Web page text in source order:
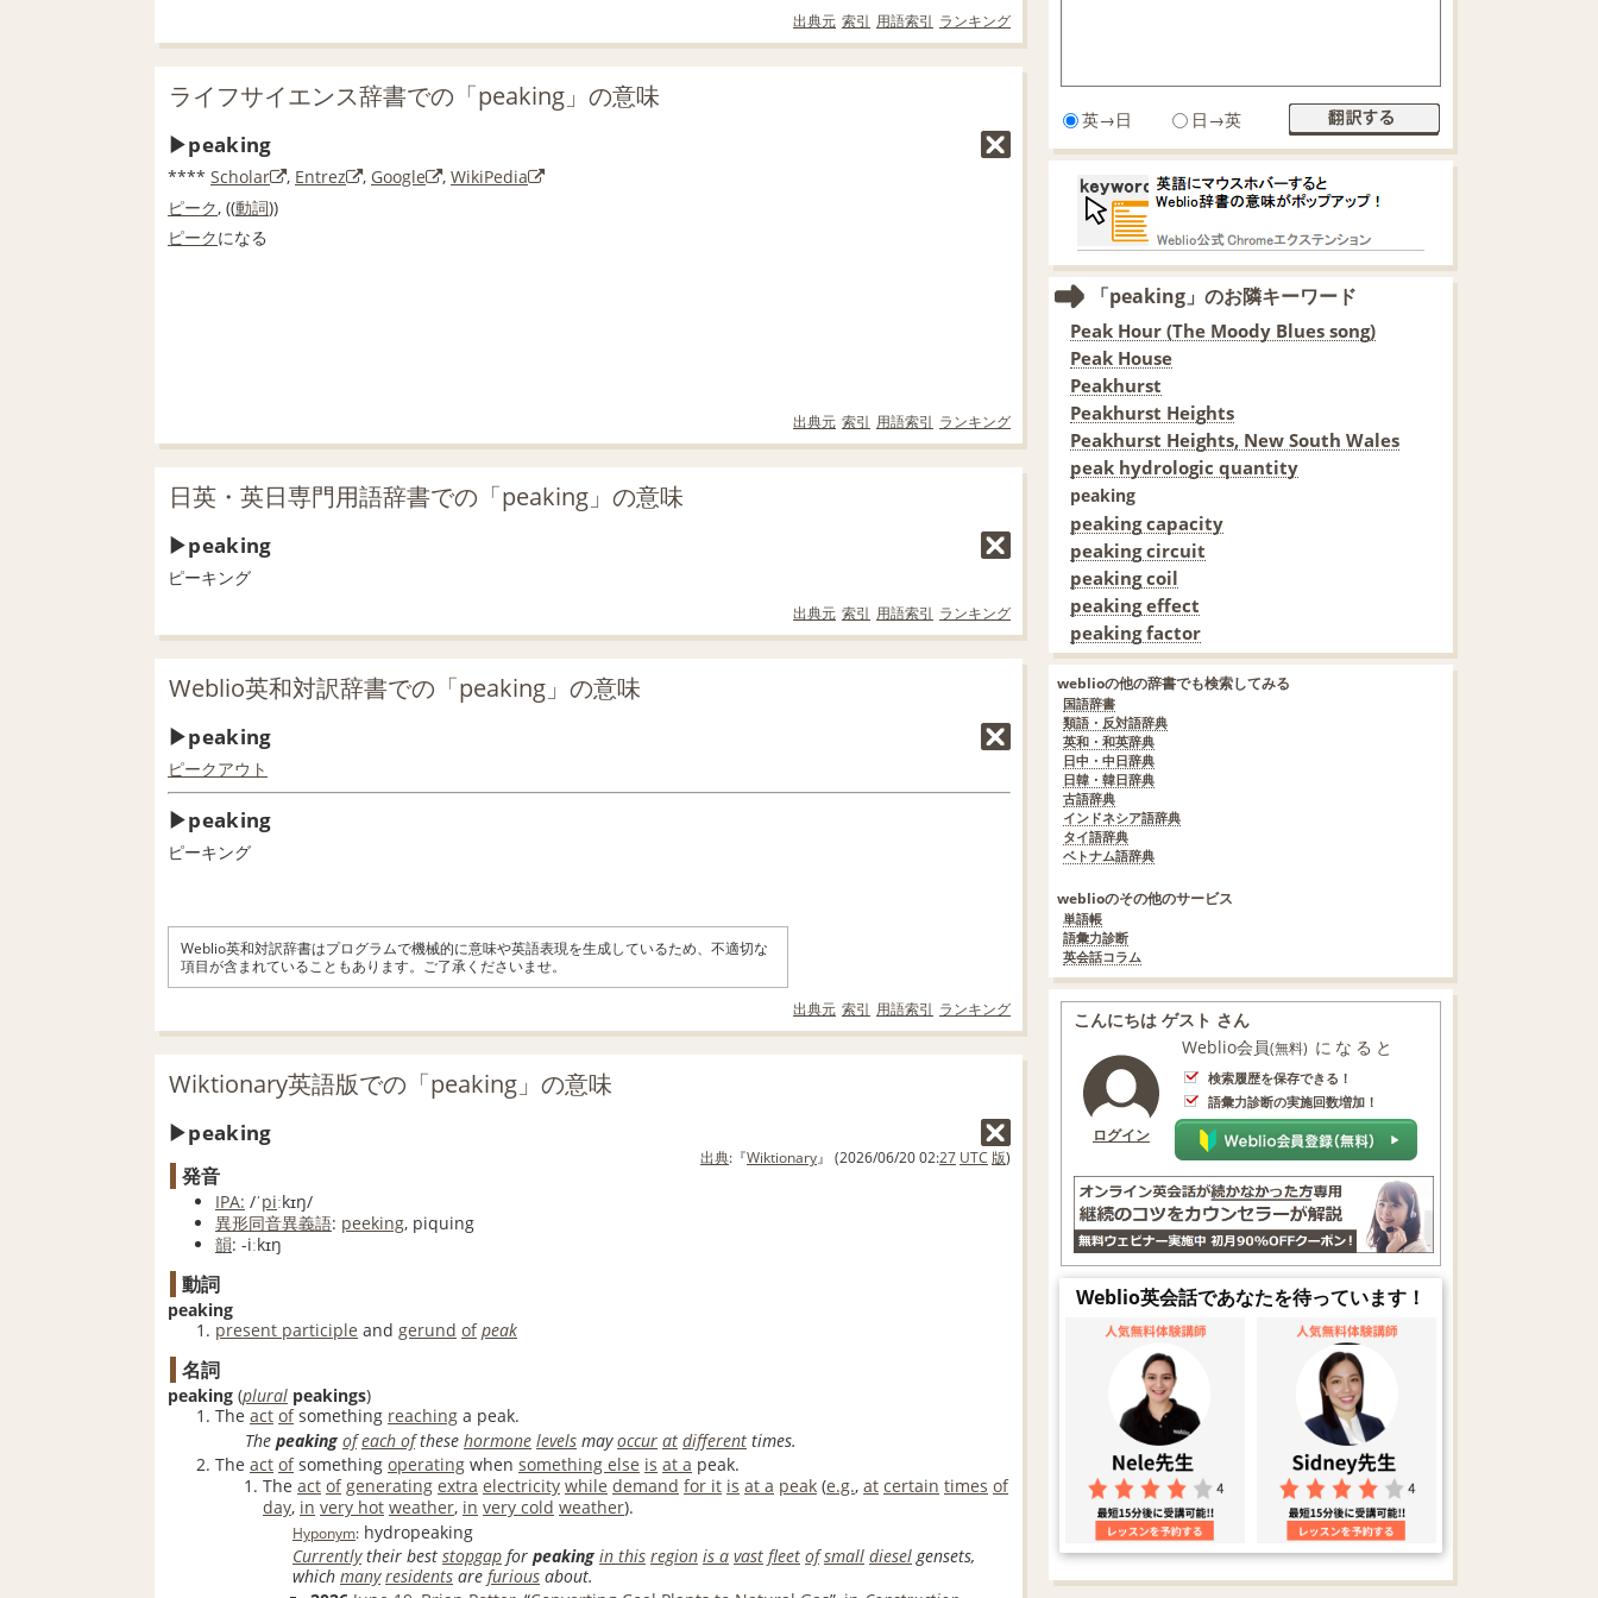
出典元 索引 用語索引 ランキング
ライフサイエンス辞書での「peaking」の意味
peaking
**** Scholar , Entrez , Google , WikiPedia
ピーク, ((動詞))
ピークになる
出典元 索引 用語索引 ランキング
日英・英日専門用語辞書での「peaking」の意味
peaking
ピーキング
出典元 索引 用語索引 ランキング
Weblio英和対訳辞書での「peaking」の意味
peaking
ピークアウト
peaking
ピーキング
Weblio英和対訳辞書はプログラムで機械的に意味や英語表現を生成しているため、不適切な
項目が含まれていることもあります。ご了承くださいませ。
出典元 索引 用語索引 ランキング
Wiktionary英語版での「peaking」の意味
peaking
出典:『Wiktionary 』 (2026/06/20 02:27 UTC 版)
発音
IPA: /ˈpiːkɪŋ/
異形同音異義語: peeking, piquing
韻: -iːkɪŋ
動詞
peaking
present participle and gerund of peak
名詞
peaking (plural peakings)
The act ofsomething reaching a peak.
The peaking of each ofthese hormone levels mayoccur at different times.
The act ofsomething operating when something else is at a peak.
The act of generating extra electricity while demand for it is at a peak (e.g., at certain times of
day, in very hot weather, in very cold weather).
Hyponym: hydropeaking
Currentlytheir best stopgap for peaking in this region is a vast fleet of small dieselgensets,
which many residents are furious about.
英→日 日→英
「peaking」のお隣キーワード
Peak Hour (The Moody Blues song)
Peak House
Peakhurst
Peakhurst Heights
Peakhurst Heights, New South Wales
peak hydrologic quantity
peaking
peaking capacity
peaking circuit
peaking coil
peaking effect
peaking factor
weblioの他の辞書でも検索してみる
国語辞書
類語・反対語辞典
英和・和英辞典
日中・中日辞典
日韓・韓日辞典
古語辞典
インドネシア語辞典
タイ語辞典
ベトナム語辞典
weblioのその他のサービス
単語帳
語彙力診断
英会話コラム
こんにちは ゲスト さん
ログイン
Weblio会員(無料) になると
検索履歴を保存できる！
語彙力診断の実施回数増加！
Weblio英会話であなたを待っています！